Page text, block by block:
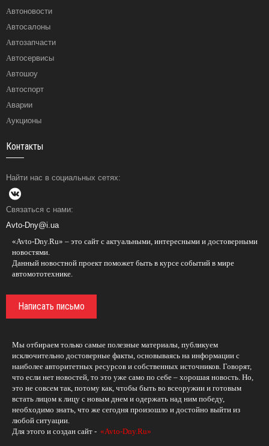
Автоновости
Автосалоны
Автозапчасти
Автосервисы
Автошоу
Автоспорт
Аварии
Аукционы
Контакты
Найти нас в социальных сетях:
Связаться с нами:
Avto-Dny@i.ua
«Avto-Dny.Ru» – это сайт с актуальными, интересными и достоверными
новостями.
Данный новостной проект поможет быть в курсе событий в мире
автомототехнике.
Написать письмо
Мы отбираем только самые полезные материалы, публикуем
исключительно достоверные факты, основываясь на информации с
наиболее авторитетных ресурсов и собственных источников. Говорят,
что если нет новостей, то это уже само по себе – хорошая новость. Но,
это не совсем так, потому как, чтобы быть во всеоружии и готовым
встать лицом к лицу с новым днем и одержать над ним победу,
необходимо знать, что же сегодня произошло и достойно выйти из
любой ситуации.
Для этого и создан сайт - «Avto-Dny.Ru»